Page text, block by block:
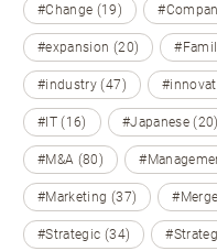
#Change (19)
#expansion (20)
#industry (47)
#IT (16) #Japanese (20)
#M&A (80)
#Marketing (37)
#Strategic (34)